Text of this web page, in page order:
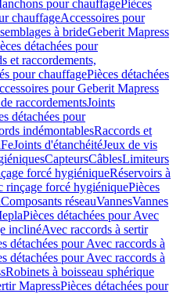
pour chauffagePièces
chauffageAccessoires pour
à brideGeberit Mapress
détachées pour
et raccordements,
pour chauffagePièces détachées
pour Geberit Mapress
raccordementsJoints
détachées pour
indémontablesRaccords et
Joints d'étanchéitéJeux de vis
CapteursCâblesLimiteurs
forcé hygiéniqueRéservoirs à
rinçage forcé hygiéniquePièces
Composants réseauVannesVannes
Pièces détachées pour Avec
inclinéAvec raccords à sertir
détachées pour Avec raccords à
détachées pour Avec raccords à
Robinets à boisseau sphérique
MapressPièces détachées pour